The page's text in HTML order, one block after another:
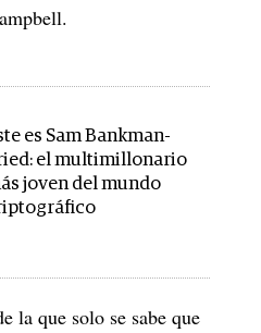
es Sam Bankman-
el multimillonario
joven del mundo
la que solo se sabe que